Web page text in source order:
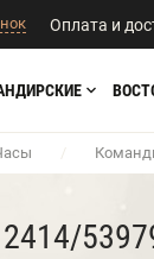
Оплата и
/